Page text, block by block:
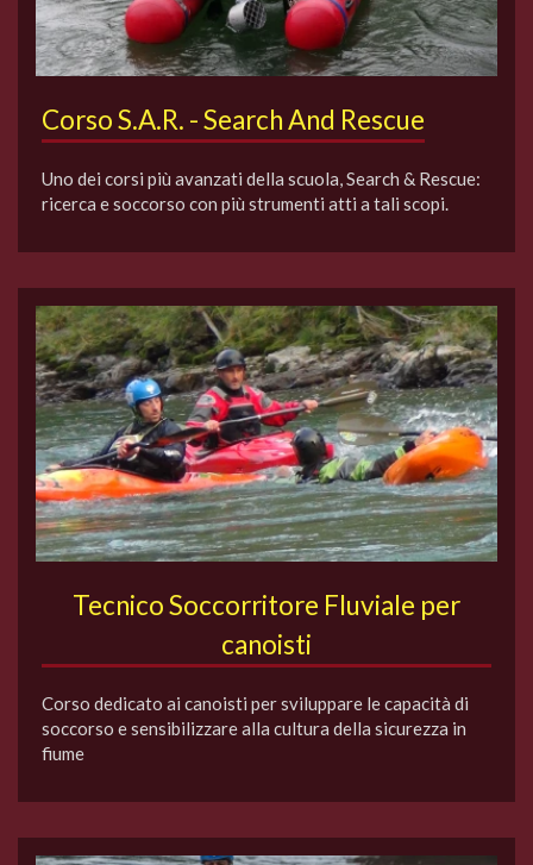
Corso S.A.R. - Search And Rescue
Uno dei corsi più avanzati della scuola, Search & Rescue:
ricerca e soccorso con più strumenti atti a tali scopi.
Tecnico Soccorritore Fluviale per
canoisti
Corso dedicato ai canoisti per sviluppare le capacità di
soccorso e sensibilizzare alla cultura della sicurezza in
fiume